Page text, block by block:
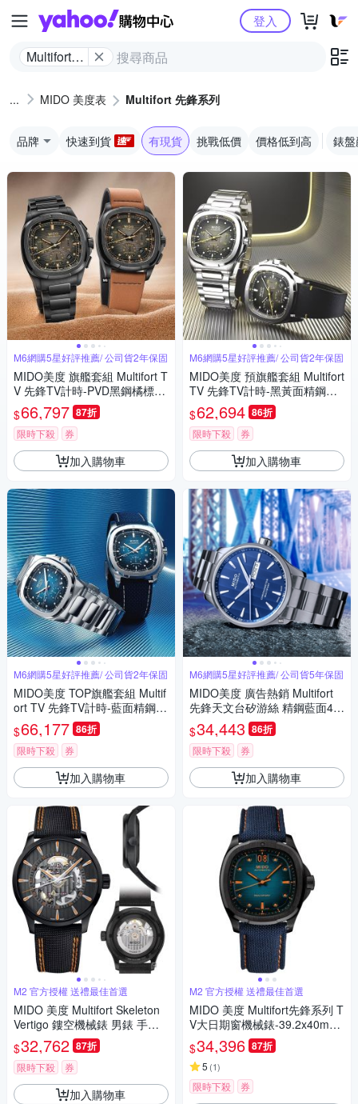
Yahoo購物中心
Multifort
登入
MIDO 美度表 Multifort 先鋒系列
品牌 快速到貨 有現貨 挑戰低價 價格低到高 錶
M6網購5星好評推薦/ 公司貨2年保固
MIDO美度 旗艦套組 Multifort T
V 先鋒TV計時-PVD黑鋼橘標款
M6 (M0495273308100)
$66,797 87折
限時下殺 券
加入購物車
M6網購5星好評推薦/ 公司貨2年保固
MIDO美度 TOP旗艦套組 Multif
ort TV 先鋒TV計時-藍面精鋼 M
6 (M0495271104100)
$66,177 86折
限時下殺 券
加入購物車
M2 官方授權 送禮最佳首選
MIDO 美度 Multifort Skeleton
Vertigo 鏤空機械錶 男錶 手錶-
42mm M0384363705100
$32,762 87折
限時下殺 券
加入購物車
M6網購5星好評推薦/ 公司貨2年保固
MIDO美度 預旗艦套組 Multifort
TV 先鋒TV計時-黑黃面精鋼款
M6 (M0495271108100)
$62,694 86折
限時下殺 券
加入購物車
M6網購5星好評推薦/ 公司貨5年保固
MIDO美度 廣告熱銷 Multifort
先鋒天文台矽游絲 精鋼藍面42
㎜ M6(0384311104100)
$34,443 86折
限時下殺 券
加入購物車
M2 官方授權 送禮最佳首選
MIDO 美度 Multifort先鋒系列 T
V大日期窗機械錶-39.2x40mm
藍 M0495263704100
$34,396 87折
5 (1)
限時下殺 券